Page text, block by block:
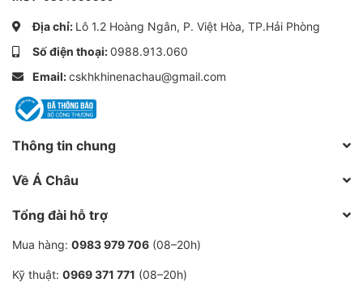
Bộ lọc khí
SAE phạt 99.5%, SAE thô 99.9%.
Tuổi thọ dài với độ tin cậy cao trong thời gian
phục vụ dài.
cách âm.
Bộ chuyển đổi VSD tích hợp
Hoạt động cài đặt dải áp hẹp làm giảm áp lực
Địa chỉ: Lô 1.2 Hoàng Ngân, P. Việt Hòa, TP.Hải Phòng
Số điện thoại:0988.913.060
Email:cskhkhinenachau@gmail.com
Thông tin chung
Về Á Châu
Tổng đài hỗ trợ
Mua hàng: 0983 979 706 (08–20h)
Kỹ thuật: 0969 371 771 (08–20h)